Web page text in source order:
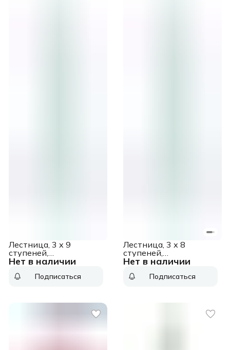
Нет в наличии
Лестница, 3 х 9
ступеней,
алюминиевая,
Россия [97819]
Подписаться
Нет в наличии
Лестница, 3 х 8
ступеней,
алюминиевая,
Россия [97818]
Подписаться